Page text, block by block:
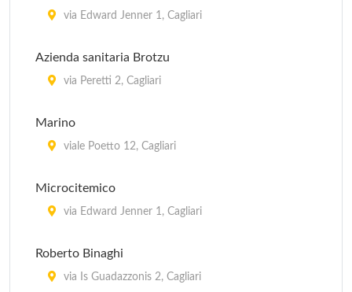
via Edward Jenner 1, Cagliari
Azienda sanitaria Brotzu
via Peretti 2, Cagliari
Marino
viale Poetto 12, Cagliari
Microcitemico
via Edward Jenner 1, Cagliari
Roberto Binaghi
via Is Guadazzonis 2, Cagliari